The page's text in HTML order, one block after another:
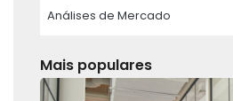
Análises de Mercado
Mais populares